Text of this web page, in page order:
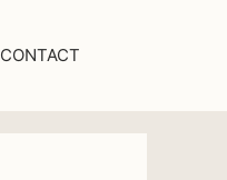
CONTACT